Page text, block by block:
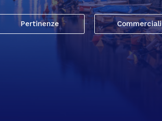
Pertinenze Commerciali